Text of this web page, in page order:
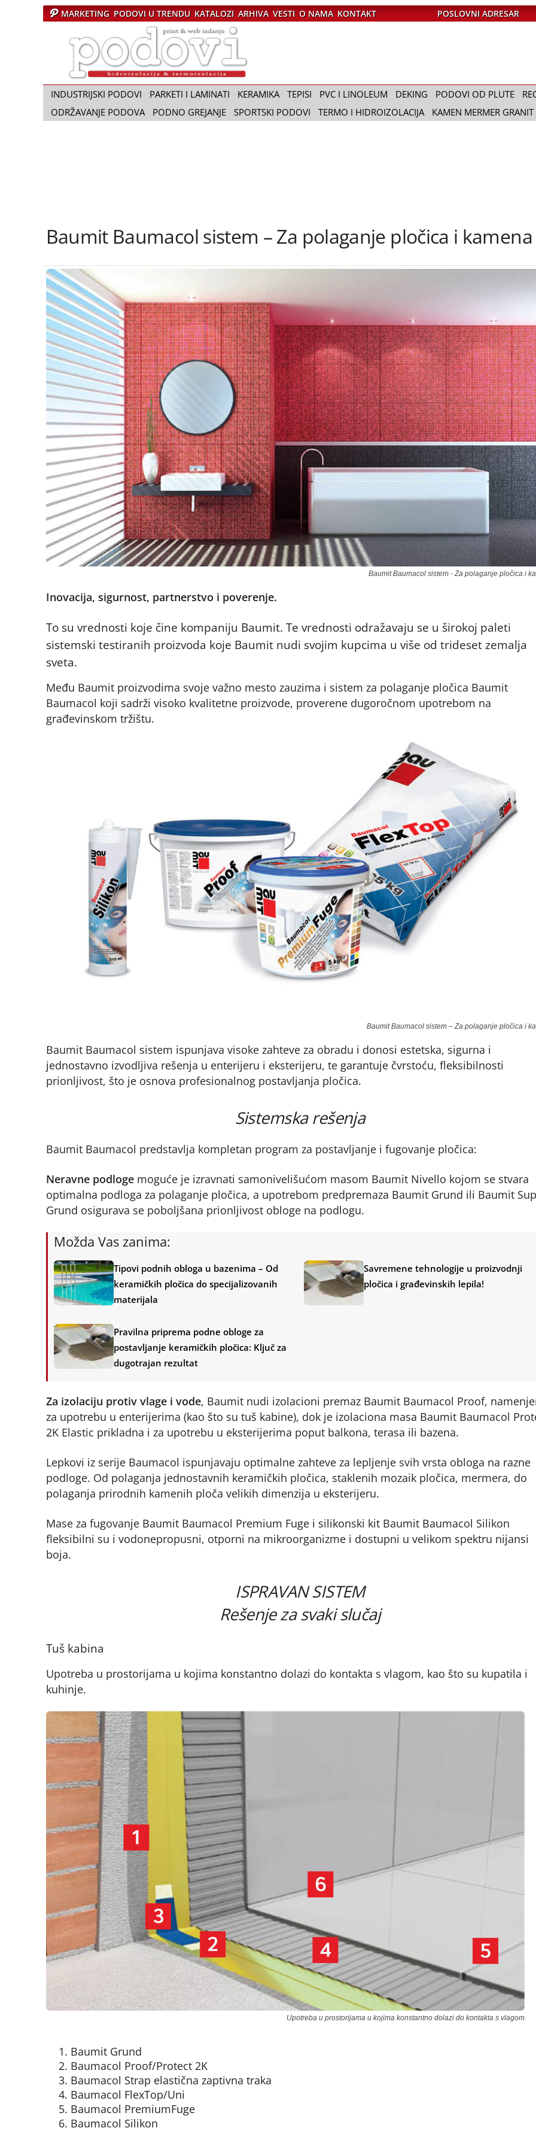
MARKETING PODOVI U TRENDU KATALOZI ARHIVA VESTI O NAMA KONTAKT POSLOVNI ADRESAR
a
p
i
P
INDUSTRIJSKI PODOVI PARKETI I LAMINATI KERAMIKA TEPISI PVC I LINOLEUM DEKING PODOVI OD PLUTE
ODRŽAVANJE PODOVA
PODNO GREJANJE SPORTSKI PODOVI TERMO I HIDROIZOLACIJA KAMEN MERMER GRANIT
Baumit Baumacol sistem – Za polaganje pločica i kamena
Baumit Baumacol sistem - Za polaganje pločica i
Inovacija, sigurnost, partnerstvo i poverenje.
To su vrednosti koje čine kompaniju Baumit. Te vrednosti odražavaju se u širokoj paleti
sistemski testiranih proizvoda koje Baumit nudi svojim kupcima u više od trideset zemalja
sveta.
Među Baumit proizvodima svoje važno mesto zauzima i sistem za polaganje pločica Baumit
Baumacol koji sadrži visoko kvalitetne proizvode, proverene dugoročnom upotrebom na
građevinskom tržištu.
Baumit Baumacol sistem – Za polaganje pločica i
Baumit Baumacol sistem ispunjava visoke zahteve za obradu i donosi estetska, sigurna i
jednostavno izvodljiva rešenja u enterijeru i eksterijeru, te garantuje čvrstoću, fleksibilnosti
prionljivost, što je osnova profesionalnog postavljanja pločica.
Sistemska rešenja
Baumit Baumacol predstavlja kompletan program za postavljanje i fugovanje pločica:
Neravne podlogemoguće je izravnati samonivelišućom masom Baumit Nivello kojom se stvara
optimalna podloga za polaganje pločica, a upotrebom predpremaza Baumit Grund ili Baumit
Grund osigurava se poboljšana prionljivost obloge na podlogu.
Možda Vas zanima:
Tipovi podnih obloga u bazenima – Od
keramičkih pločica do specijalizovanih
materijala
Savremene tehnologije u proizvodnji
pločica i građevinskih lepila!
Pravilna priprema podne obloge za
postavljanje keramičkih pločica: Ključ za
dugotrajan rezultat
Za izolaciju protiv vlage i vode, Baumit nudi izolacioni premaz Baumit Baumacol Proof,
za upotrebu u enterijerima (kao što su tuš kabine), dok je izolaciona masa Baumit Baumacol
2K Elastic prikladna i za upotrebu u eksterijerima poput balkona, terasa ili bazena.
Lepkovi iz serije Baumacol ispunjavaju optimalne zahteve za lepljenje svih vrsta obloga na razne
podloge. Od polaganja jednostavnih keramičkih pločica, staklenih mozaik pločica, mermera, do
polaganja prirodnih kamenih ploča velikih dimenzija u eksterijeru.
Mase za fugovanje Baumit Baumacol Premium Fuge i silikonski kit Baumit Baumacol Silikon
fleksibilni su i vodonepropusni, otporni na mikroorganizme i dostupni u velikom spektru nijansi
boja.
ISPRAVAN SISTEM
Rešenje za svaki slučaj
Tuš kabina
Upotreba u prostorijama u kojima konstantno dolazi do kontakta s vlagom, kao što su kupatila i
kuhinje.
Upotreba u prostorijama u kojima konstantno dolazi do kontakta s vlagom
Baumit Grund
Baumacol Proof/Protect 2K
Baumacol Strap elastična zaptivna traka
Baumacol FlexTop/Uni
Baumacol PremiumFuge
Baumacol Silikon